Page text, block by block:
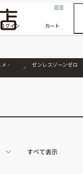
PIECEカード付き同梱版』発売延期のご案内
ログイン
0
カート
・
ゼンレスゾーンゼロ
すべて表示